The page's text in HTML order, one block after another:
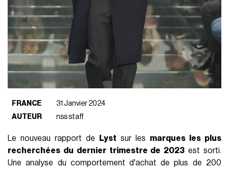
FRANCE
31 Janvier 2024
AUTEUR
nss staff
Le nouveau rapport de Lyst sur les marques les plus
recherchées du dernier trimestre de 2023 est sorti.
Une analyse du comportement d'achat de plus de 200